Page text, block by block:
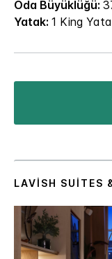
Oda Büyüklüğü:
Yatak: 1 King